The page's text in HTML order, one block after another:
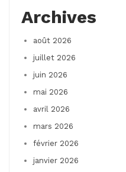
Archives
août 2026
juillet 2026
juin 2026
mai 2026
avril 2026
mars 2026
février 2026
janvier 2026